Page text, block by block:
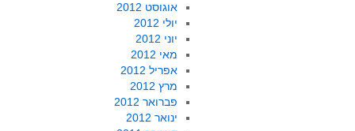
אוגוסט 2012
יולי 2012
יוני 2012
מאי 2012
אפריל 2012
מרץ 2012
פברואר 2012
ינואר 2012